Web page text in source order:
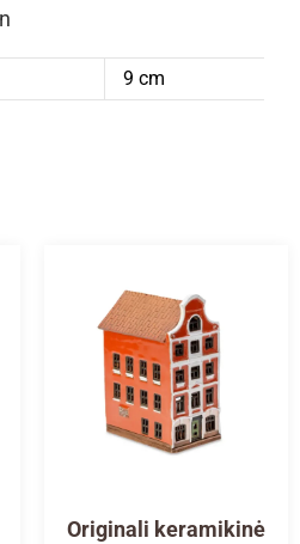
9 cm
Originali keramikinė